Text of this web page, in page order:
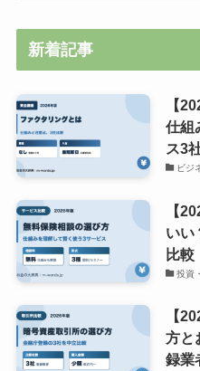
新着記事
【
仕組
ス3
ビジ
【
いい
比較
投資
【
方と
録業